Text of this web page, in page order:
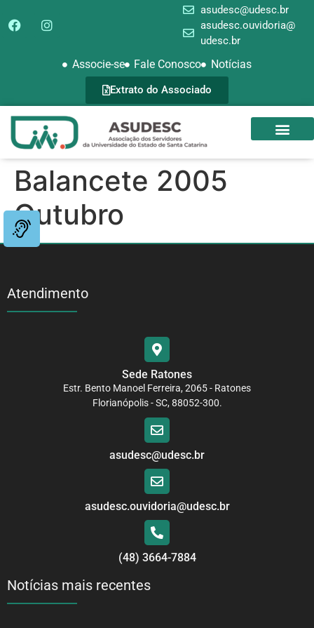
asudesc@udesc.br
asudesc.ouvidoria@
udesc.br
Associe-se Fale Conosco Notícias
Extrato do Associado
Balancete 2005
Outubro
Atendimento
Sede Ratones
Estr. Bento Manoel Ferreira, 2065 - Ratones
Florianópolis - SC, 88052-300.
asudesc@udesc.br
asudesc.ouvidoria@udesc.br
(48) 3664-7884
Notícias mais recentes